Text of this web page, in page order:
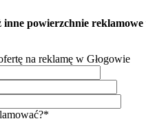
powierzchnie reklamowe
na reklamę w Głogowie